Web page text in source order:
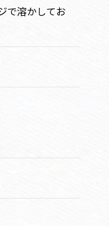
で溶かしてお